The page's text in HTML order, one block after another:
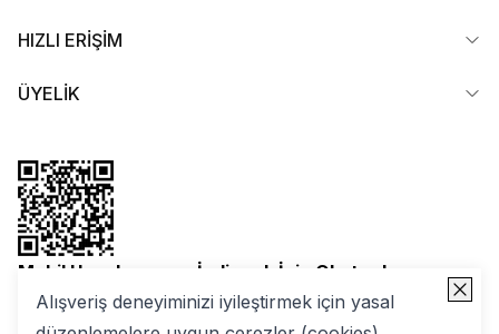
Alışveriş deneyiminizi iyileştirmek için yasal
HIZLI ERİŞİM
ÜYELİK
Mobil Uygulamamızı İndirmek İçin Okutun!